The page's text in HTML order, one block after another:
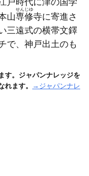
戸時代に津の国学
山専修
せんじゆ
寺に寄進さ
三遠式の横帯文鐸
で、神戸出土のも
す。ジャパンナレッジを
れます。
→ジャパンナレ